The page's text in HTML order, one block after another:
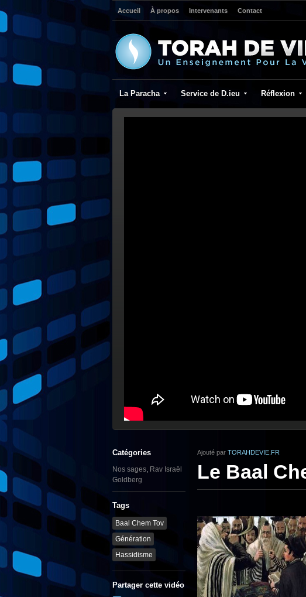
Accueil À propos Intervenants Contact
La Paracha Service de D.ieu Réflexion
Catégories
Nos sages, Rav Israël
Goldberg
Tags
Baal Chem Tov
Génération
Hassidisme
Partager cette vidéo
Ajouté par TORAHDEVIE.FR
Le Baal